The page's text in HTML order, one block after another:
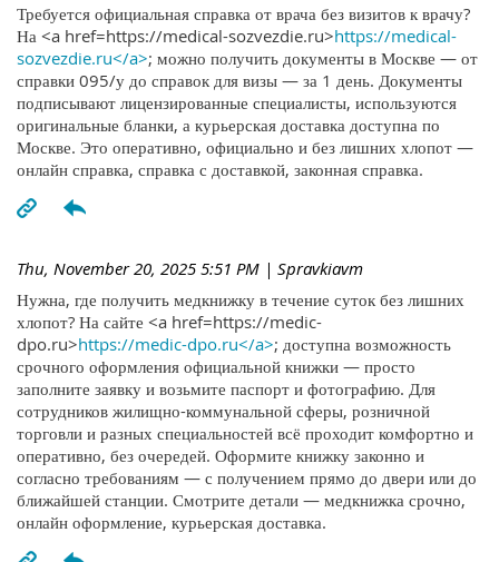
Требуется официальная справка от врача без визитов к врачу?
На <a href=https://medical-sozvezdie.ru>https://medical-
sozvezdie.ru</a>; можно получить документы в Москве — от
справки 095/у до справок для визы — за 1 день. Документы
подписывают лицензированные специалисты, используются
оригинальные бланки, а курьерская доставка доступна по
Москве. Это оперативно, официально и без лишних хлопот —
онлайн справка, справка с доставкой, законная справка.
Thu, November 20, 2025 5:51 PM | Spravkiavm
Нужна, где получить медкнижку в течение суток без лишних
хлопот? На сайте <a href=https://medic-
dpo.ru>https://medic-dpo.ru</a>; доступна возможность
срочного оформления официальной книжки — просто
заполните заявку и возьмите паспорт и фотографию. Для
сотрудников жилищно-коммунальной сферы, розничной
торговли и разных специальностей всё проходит комфортно и
оперативно, без очередей. Оформите книжку законно и
согласно требованиям — с получением прямо до двери или до
ближайшей станции. Смотрите детали — медкнижка срочно,
онлайн оформление, курьерская доставка.